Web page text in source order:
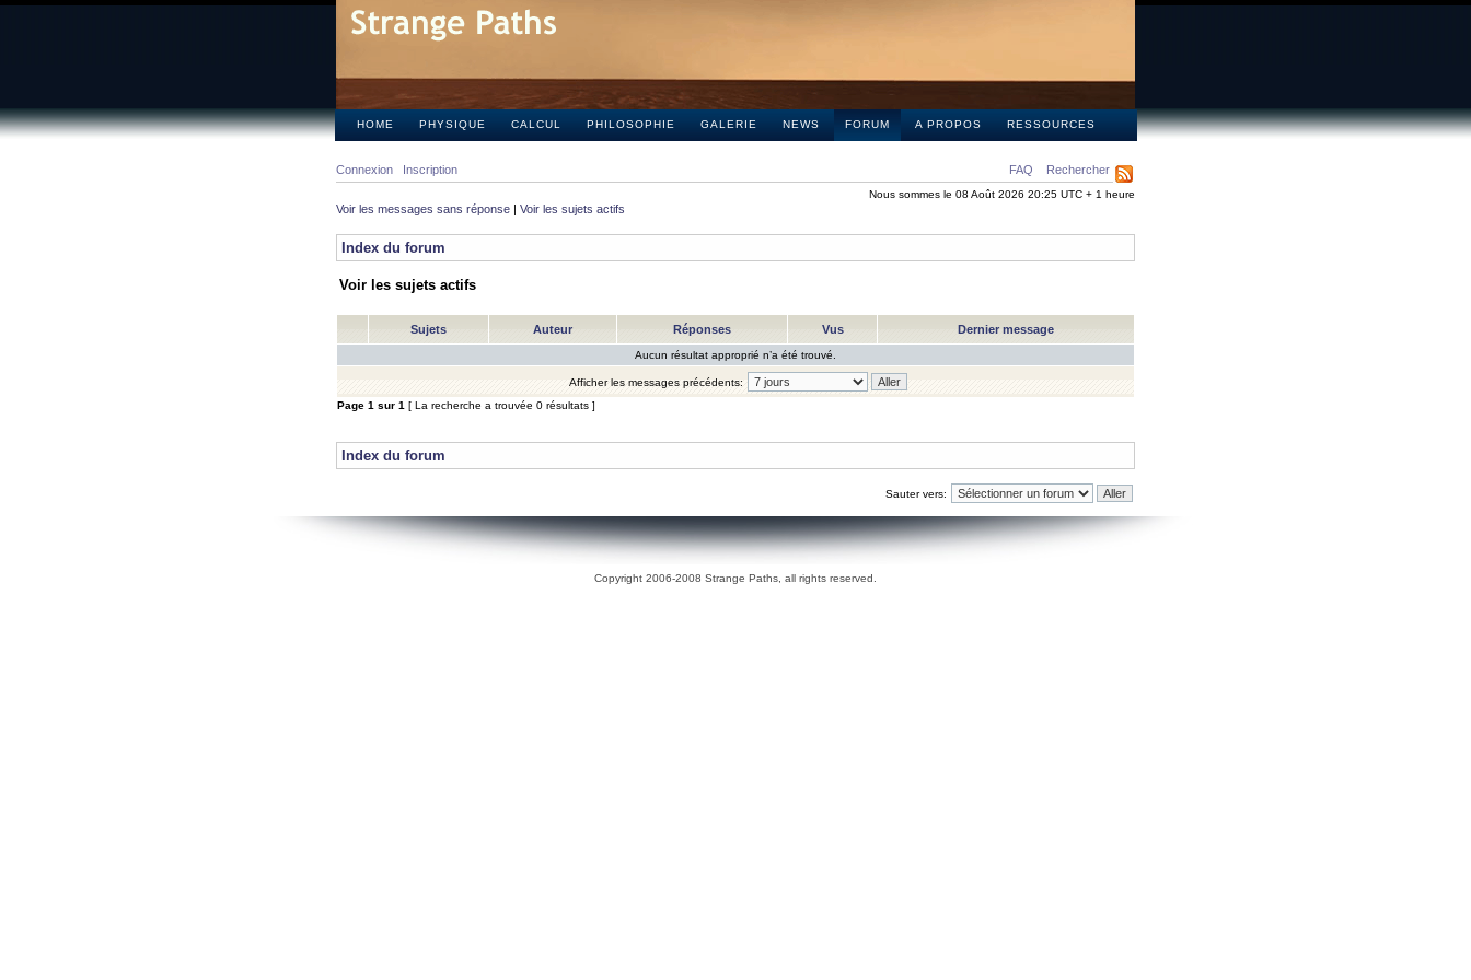
HOME PHYSIQUE CALCUL PHILOSOPHIE GALERIE NEWS FORUM A PROPOS RESSOURCES
FAQ Rechercher
Connexion Inscription
Nous sommes le 08 Août 2026 20:25 UTC + 1 heure
Voir les messages sans réponse | Voir les sujets actifs
Index du forum
Voir les sujets actifs
Sujets Auteur Réponses Vus Dernier message
Aucun résultat approprié n’a été trouvé.
Afficher les messages précédents:
Page 1 sur 1 [ La recherche a trouvée 0 résultats ]
Index du forum
Sauter vers:
Copyright 2006-2008 Strange Paths, all rights reserved.